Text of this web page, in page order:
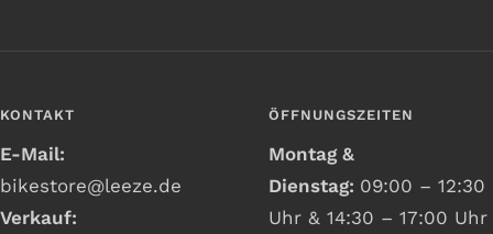
KONTAKT
E-Mail:
bikestore@leeze.de
Verkauf:
ÖFFNUNGSZEITEN
Montag &
Dienstag: 09:00 – 12:30
Uhr & 14:30 – 17:00 Uhr